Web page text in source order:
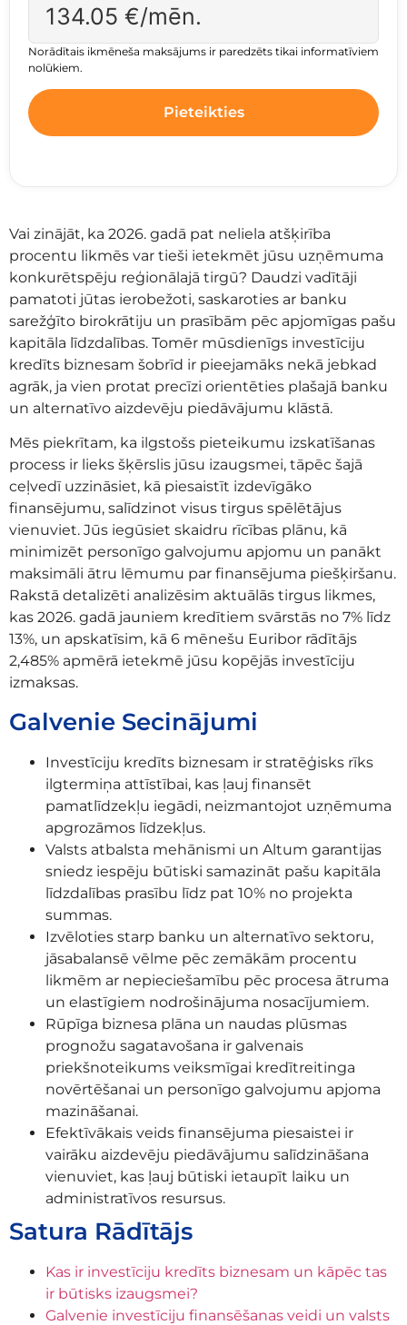
134.05 €/mēn.
Norādītais ikmēneša maksājums ir paredzēts tikai informatīviem
nolūkiem.
Pieteikties
Vai zinājāt, ka 2026. gadā pat neliela atšķirība
procentu likmēs var tieši ietekmēt jūsu uzņēmuma
konkurētspēju reģionālajā tirgū? Daudzi vadītāji
pamatoti jūtas ierobežoti, saskaroties ar banku
sarežģīto birokrātiju un prasībām pēc apjomīgas pašu
kapitāla līdzdalības. Tomēr mūsdienīgs investīciju
kredīts biznesam šobrīd ir pieejamāks nekā jebkad
agrāk, ja vien protat precīzi orientēties plašajā banku
un alternatīvo aizdevēju piedāvājumu klāstā.
Mēs piekrītam, ka ilgstošs pieteikumu izskatīšanas
process ir lieks šķērslis jūsu izaugsmei, tāpēc šajā
ceļvedī uzzināsiet, kā piesaistīt izdevīgāko
finansējumu, salīdzinot visus tirgus spēlētājus
vienuviet. Jūs iegūsiet skaidru rīcības plānu, kā
minimizēt personīgo galvojumu apjomu un panākt
maksimāli ātru lēmumu par finansējuma piešķiršanu.
Rakstā detalizēti analizēsim aktuālās tirgus likmes,
kas 2026. gadā jauniem kredītiem svārstās no 7% līdz
13%, un apskatīsim, kā 6 mēnešu Euribor rādītājs
2,485% apmērā ietekmē jūsu kopējās investīciju
izmaksas.
Galvenie Secinājumi
Investīciju kredīts biznesam ir stratēģisks rīks
ilgtermiņa attīstībai, kas ļauj finansēt
pamatlīdzekļu iegādi, neizmantojot uzņēmuma
apgrozāmos līdzekļus.
Valsts atbalsta mehānismi un Altum garantijas
sniedz iespēju būtiski samazināt pašu kapitāla
līdzdalības prasību līdz pat 10% no projekta
summas.
Izvēloties starp banku un alternatīvo sektoru,
jāsabalansē vēlme pēc zemākām procentu
likmēm ar nepieciešamību pēc procesa ātruma
un elastīgiem nodrošinājuma nosacījumiem.
Rūpīga biznesa plāna un naudas plūsmas
prognožu sagatavošana ir galvenais
priekšnoteikums veiksmīgai kredītreitinga
novērtēšanai un personīgo galvojumu apjoma
mazināšanai.
Efektīvākais veids finansējuma piesaistei ir
vairāku aizdevēju piedāvājumu salīdzināšana
vienuviet, kas ļauj būtiski ietaupīt laiku un
administratīvos resursus.
Satura Rādītājs
Kas ir investīciju kredīts biznesam un kāpēc tas
ir būtisks izaugsmei?
Galvenie investīciju finansēšanas veidi un valsts